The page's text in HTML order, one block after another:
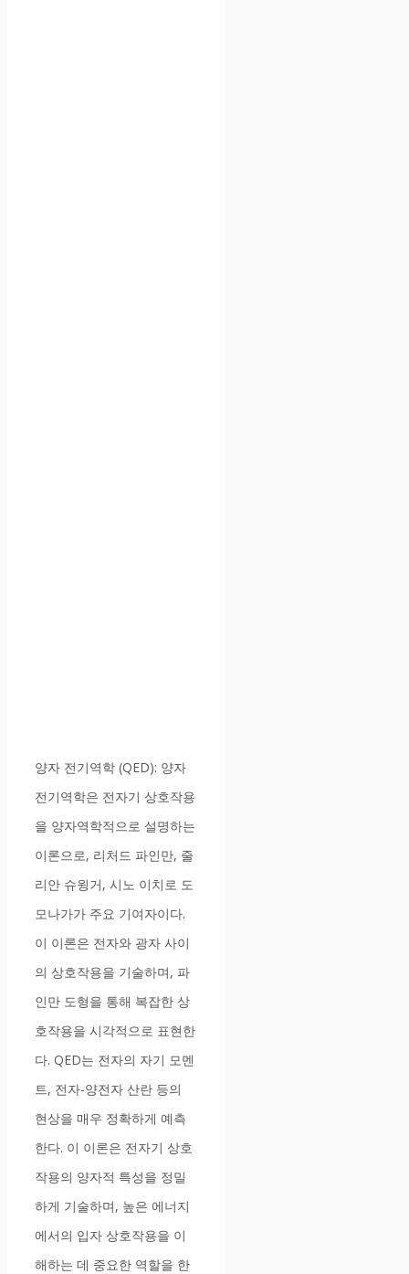
양자 전기역학 (QED): 양자
전기역학은 전자기 상호작용
을 양자역학적으로 설명하는
이론으로, 리처드 파인만, 줄
리안 슈윙거, 시노 이치로 도
모나가가 주요 기여자이다.
이 이론은 전자와 광자 사이
의 상호작용을 기술하며, 파
인만 도형을 통해 복잡한 상
호작용을 시각적으로 표현한
다. QED는 전자의 자기 모멘
트, 전자-양전자 산란 등의
현상을 매우 정확하게 예측
한다. 이 이론은 전자기 상호
작용의 양자적 특성을 정밀
하게 기술하며, 높은 에너지
에서의 입자 상호작용을 이
해하는 데 중요한 역할을 한